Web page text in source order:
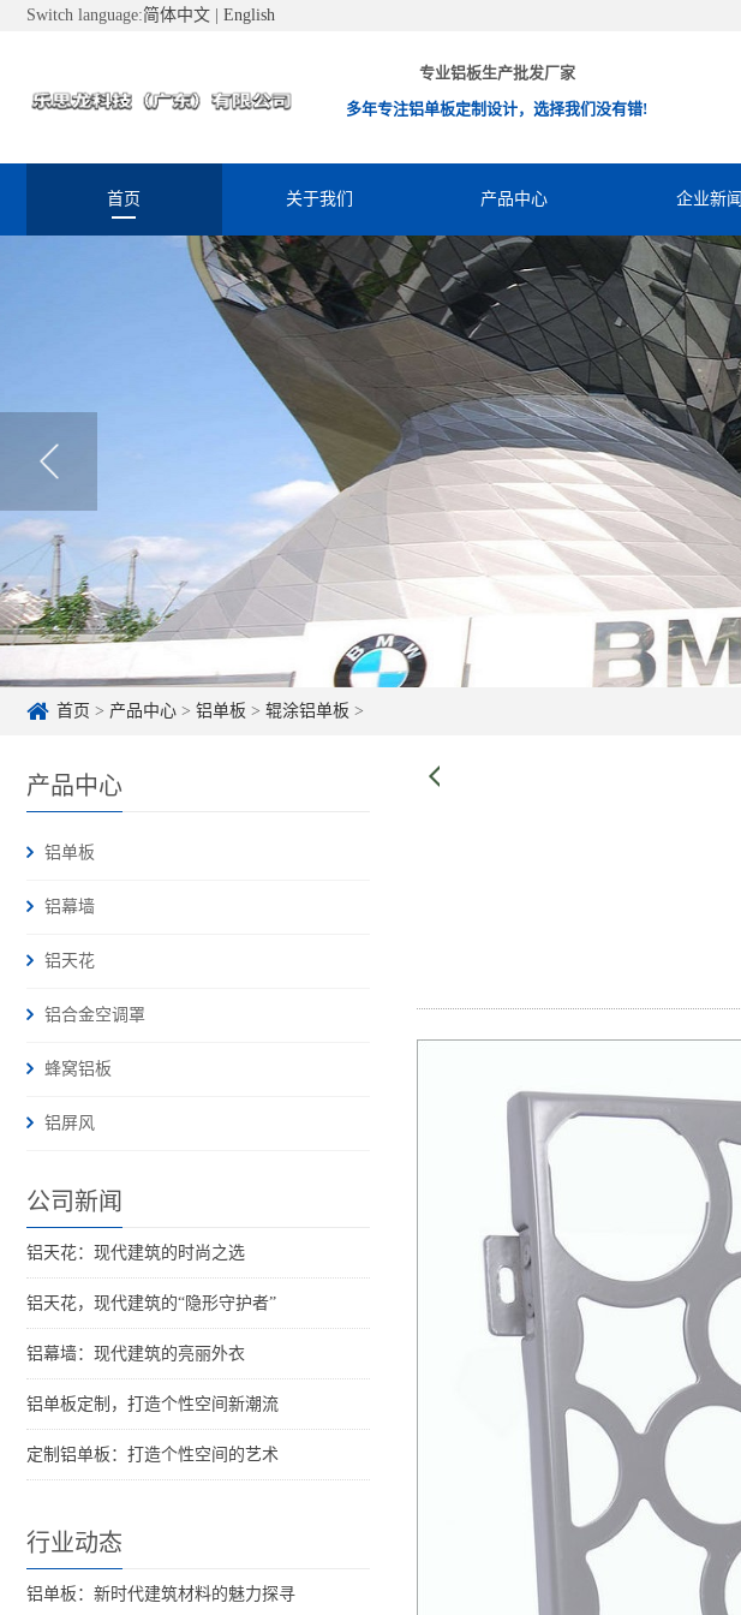
Switch language:简体中文 English
专业铝板生产批发厂家
多年专注铝单板定制设计，选择我们没有错!
首页 关于我们 产品中心 企业新闻
首页 > 产品中心 > 铝单板 > 辊涂铝单板 >
产品中心
铝单板
铝幕墙
铝天花
铝合金空调罩
蜂窝铝板
铝屏风
公司新闻
铝天花：现代建筑的时尚之选
铝天花，现代建筑的“隐形守护者”
铝幕墙：现代建筑的亮丽外衣
铝单板定制，打造个性空间新潮流
定制铝单板：打造个性空间的艺术
行业动态
铝单板：新时代建筑材料的魅力探寻